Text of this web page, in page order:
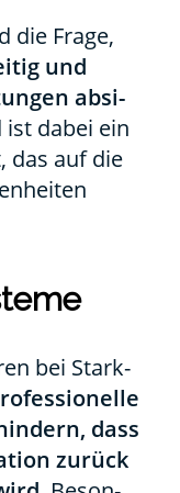
die Fra­ge,
und
absi­
ist dabei ein
das auf die
bei Stark­
dass
zurück